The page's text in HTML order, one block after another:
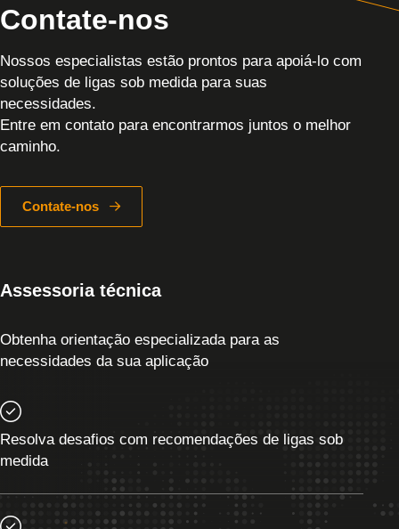
Contate-nos
Nossos especialistas estão prontos para apoiá-lo com
soluções de ligas sob medida para suas
necessidades.
Entre em contato para encontrarmos juntos o melhor
caminho.
Contate-nos
Assessoria técnica
Obtenha orientação especializada para as
necessidades da sua aplicação
Resolva desafios com recomendações de ligas sob
medida